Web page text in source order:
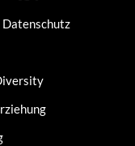
Datenschutz